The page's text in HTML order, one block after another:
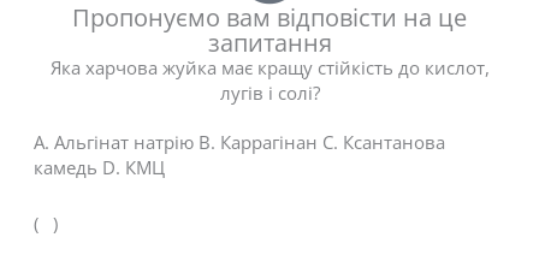
Пропонуємо вам відповісти на це
запитання
Яка харчова жуйка має кращу стійкість до кислот,
лугів і солі?
A. Альгінат натрію B. Каррагінан C. Ксантанова
камедь D. КМЦ
( )